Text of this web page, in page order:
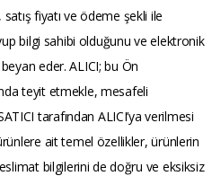
fiyatı ve ödeme şekli ile
bilgi sahibi olduğunu ve elektronik
eder. ALICI; bu Ön
teyit etmekle, mesafeli
tarafından ALICI’ya verilmesi
ait temel özellikler, ürünlerin
bilgilerini de doğru ve eksiksiz